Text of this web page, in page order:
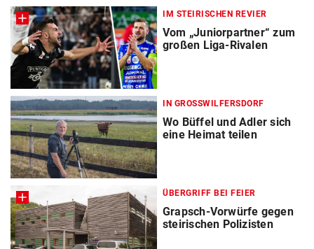
IM STEIRISCHEN REVIER
Vom „Juniorpartner“ zum
großen Liga-Rivalen
IN GROSSWILFERSDORF
Wo Büffel und Adler sich
eine Heimat teilen
ÜBERGRIFF BEI FEIER
Grapsch-Vorwürfe gegen
steirischen Polizisten